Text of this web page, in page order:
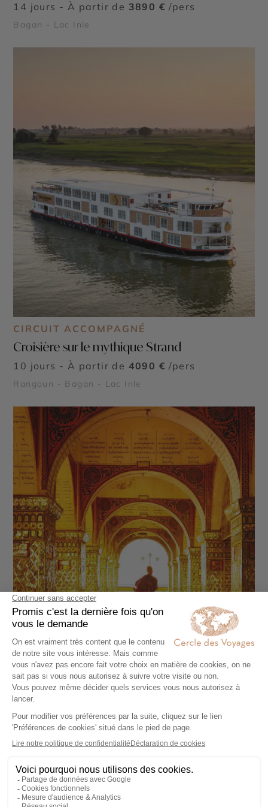
14 jours - À partir de 3890 € /pers
Bagan - Lac Inle
CIRCUIT ACCOMPAGNÉ
Croisière sur le mythique Strand
10 jours - À partir de 4090 € /pers
Rangoun - Bagan - Lac Inle
CIRCUIT PRIVÉ
Circuit 3 semaines Birmanie
22 jours - À partir de4150 €/pers
Rangoun - Bagan - Lac Inle - Rocher d'or - Mont